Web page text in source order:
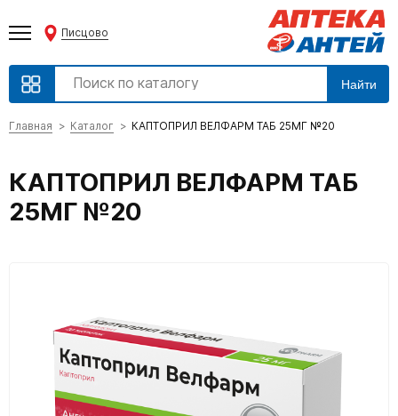
Писцово
Найти
Главная Каталог КАПТОПРИЛ ВЕЛФАРМ ТАБ 25МГ №20
КАПТОПРИЛ ВЕЛФАРМ ТАБ
25МГ №20